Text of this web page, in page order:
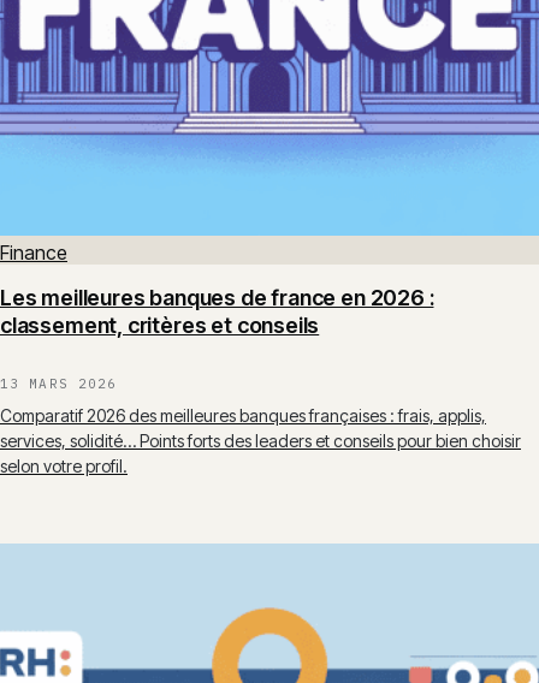
Finance
Les meilleures banques de france en 2026 :
classement, critères et conseils
13 MARS 2026
Comparatif 2026 des meilleures banques françaises : frais, applis,
services, solidité… Points forts des leaders et conseils pour bien choisir
selon votre profil.